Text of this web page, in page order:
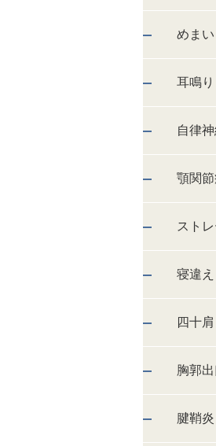
めまい
耳鳴り
自律
顎関
スト
寝違え
四十
胸郭
腱鞘炎